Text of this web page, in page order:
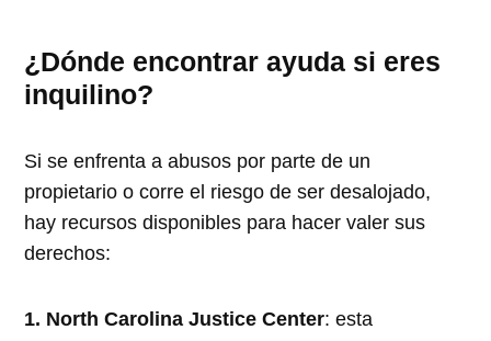
¿Dónde encontrar ayuda si eres
inquilino?
Si se enfrenta a abusos por parte de un
propietario o corre el riesgo de ser desalojado,
hay recursos disponibles para hacer valer sus
derechos:
1. North Carolina Justice Center: esta